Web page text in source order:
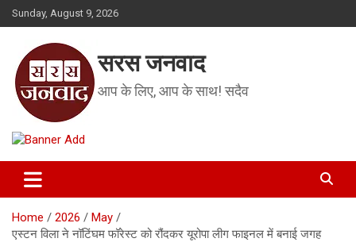
Skip
to
Sunday, August 9, 2026
सरस जनवाद
आप के लिए, आप के साथ! सदैव
Home 2026
May
एस्टन विला ने नॉटिंघम फॉरेस्ट को रौंदकर यूरोपा लीग फाइनल में बनाई जगह